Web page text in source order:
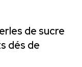
de sucre
dés de